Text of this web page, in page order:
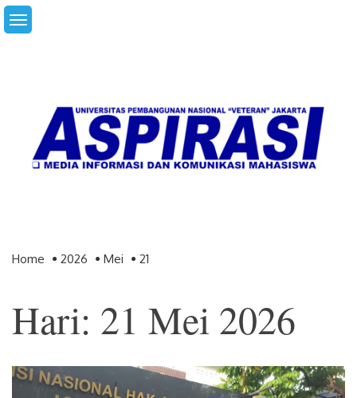
Skip
to
Home 2026 Mei 21
Hari: 21 Mei 2026